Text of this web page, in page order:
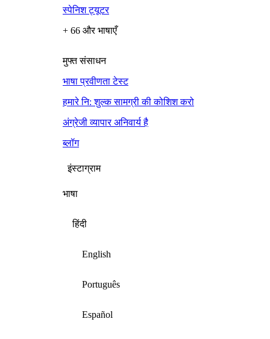
स्पेनिश ट्यूटर
+ 66 और भाषाएँ
मुफ्त संसाधन
भाषा प्रवीणता टेस्ट
हमारे नि: शुल्क सामग्री की कोशिश करो
अंग्रेजी व्यापार अनिवार्य है
ब्लॉग
इंस्टाग्राम
भाषा
हिंदी
English
Português
Español